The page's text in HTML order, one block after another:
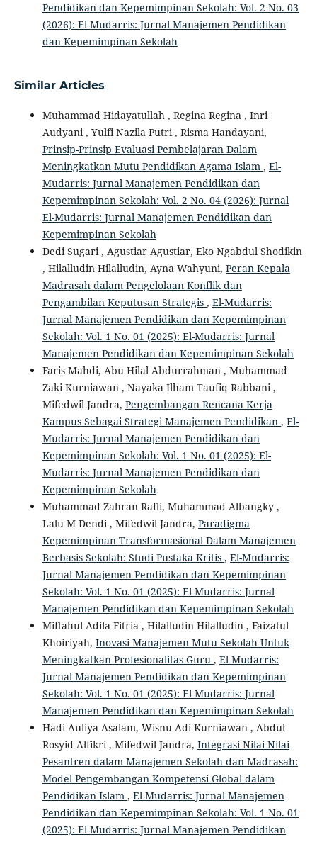
Pendidikan dan Kepemimpinan Sekolah: Vol. 2 No. 03
(2026): El-Mudarris: Jurnal Manajemen Pendidikan
dan Kepemimpinan Sekolah
Similar Articles
Muhammad Hidayatullah , Regina Regina , Inri
Audyani , Yulfi Nazila Putri , Risma Handayani,
Prinsip-Prinsip Evaluasi Pembelajaran Dalam
Meningkatkan Mutu Pendidikan Agama Islam , El-
Mudarris: Jurnal Manajemen Pendidikan dan
Kepemimpinan Sekolah: Vol. 2 No. 04 (2026): Jurnal
El-Mudarris: Jurnal Manajemen Pendidikan dan
Kepemimpinan Sekolah
Dedi Sugari , Agustiar Agustiar, Eko Ngabdul Shodikin
, Hilalludin Hilalludin, Ayna Wahyuni, Peran Kepala
Madrasah dalam Pengelolaan Konflik dan
Pengambilan Keputusan Strategis , El-Mudarris:
Jurnal Manajemen Pendidikan dan Kepemimpinan
Sekolah: Vol. 1 No. 01 (2025): El-Mudarris: Jurnal
Manajemen Pendidikan dan Kepemimpinan Sekolah
Faris Mahdi, Abu Hilal Abdurrahman , Muhammad
Zaki Kurniawan , Nayaka Ilham Taufiq Rabbani ,
Mifedwil Jandra, Pengembangan Rencana Kerja
Kampus Sebagai Strategi Manajemen Pendidikan , El-
Mudarris: Jurnal Manajemen Pendidikan dan
Kepemimpinan Sekolah: Vol. 1 No. 01 (2025): El-
Mudarris: Jurnal Manajemen Pendidikan dan
Kepemimpinan Sekolah
Muhammad Zahran Rafli, Muhammad Albangky ,
Lalu M Dendi , Mifedwil Jandra, Paradigma
Kepemimpinan Transformasional Dalam Manajemen
Berbasis Sekolah: Studi Pustaka Kritis , El-Mudarris:
Jurnal Manajemen Pendidikan dan Kepemimpinan
Sekolah: Vol. 1 No. 01 (2025): El-Mudarris: Jurnal
Manajemen Pendidikan dan Kepemimpinan Sekolah
Miftahul Adila Fitria , Hilalludin Hilalludin , Faizatul
Khoiriyah, Inovasi Manajemen Mutu Sekolah Untuk
Meningkatkan Profesionalitas Guru , El-Mudarris:
Jurnal Manajemen Pendidikan dan Kepemimpinan
Sekolah: Vol. 1 No. 01 (2025): El-Mudarris: Jurnal
Manajemen Pendidikan dan Kepemimpinan Sekolah
Hadi Auliya Asalam, Wisnu Adi Kurniawan , Abdul
Rosyid Alfikri , Mifedwil Jandra, Integrasi Nilai-Nilai
Pesantren dalam Manajemen Sekolah dan Madrasah:
Model Pengembangan Kompetensi Global dalam
Pendidikan Islam , El-Mudarris: Jurnal Manajemen
Pendidikan dan Kepemimpinan Sekolah: Vol. 1 No. 01
(2025): El-Mudarris: Jurnal Manajemen Pendidikan